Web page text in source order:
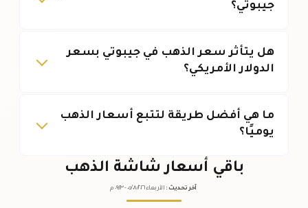
جيبوتي؟
هل يتأثر سعر الذهب في جيبوتي بسعر
الدولار الأمريكي؟
ما هي أفضل طريقة لتتبع أسعار الذهب
يوميًا؟
باقي أسعار شاشة الذهب
آخر تحديث : الأربعاء ٠٥ /٠٨/٢٠٢٦ - ٠٩:٢٣م